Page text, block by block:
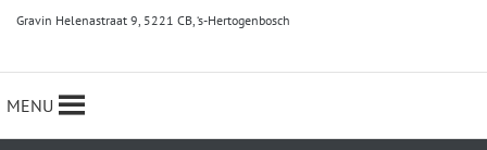
Gravin Helenastraat 9, 5221 CB, ‘s-Hertogenbosch
MENU